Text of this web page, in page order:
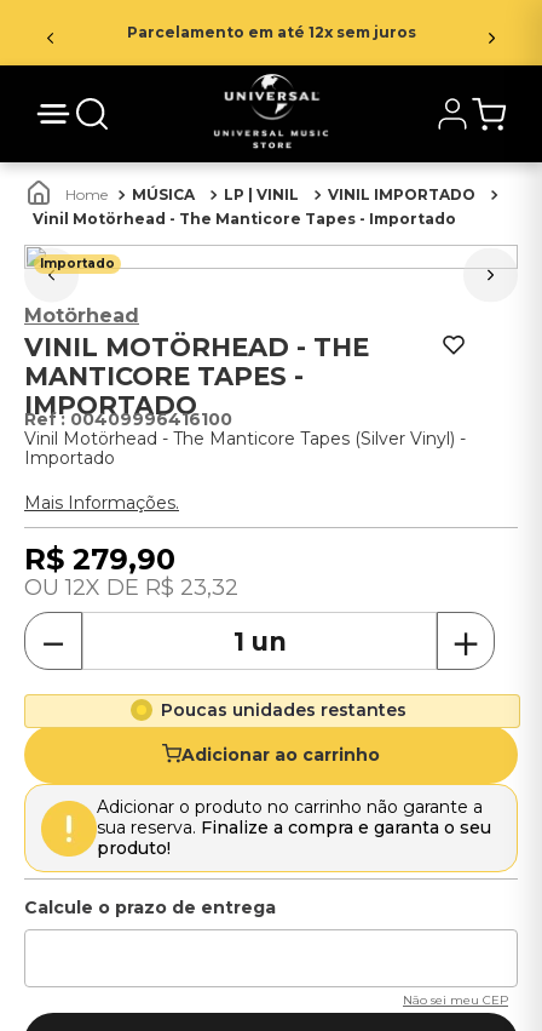
Parcelamento em até 12x sem juros
MÚSICA LP | VINIL
VINIL IMPORTADO
Vinil Motörhead - The Manticore Tapes - Importado
Importado
Motörhead
VINIL MOTÖRHEAD - THE
MANTICORE TAPES -
IMPORTADO
: 00409996416100
Vinil Motörhead - The Manticore Tapes (Silver Vinyl) -
Importado
Mais Informações.
R$ 279,90
12 R$ 23,32
＋
－
Poucas unidades restantes
Adicionar ao carrinho
Adicionar o produto no carrinho não garante a
sua reserva. Finalize a compra e garanta o seu
produto!
Não sei meu CEP